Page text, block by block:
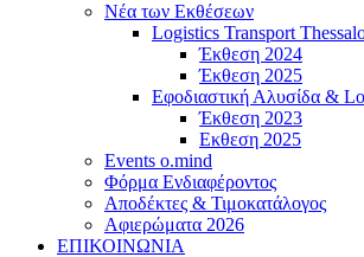
Νέα των Εκθέσεων
Logistics Transport
Έκθεση 2024
Έκθεση 2025
Εφοδιαστική Αλυσίδα &
Έκθεση 2023
Εκθεση 2025
Events o.mind
Φόρμα Ενδιαφέροντος
Αποδέκτες & Τιμοκατάλογος
Αφιερώματα 2026
ΕΠΙΚΟΙΝΩΝΙΑ